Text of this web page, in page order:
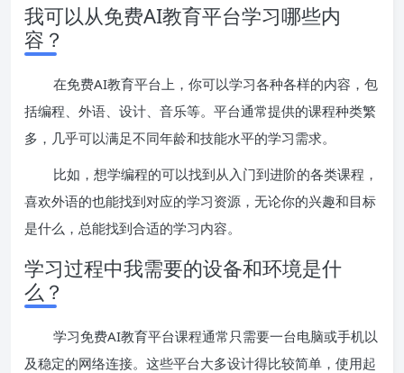
我可以从免费AI教育平台学习哪些内
容？
在免费AI教育平台上，你可以学习各种各样的内容，包
括编程、外语、设计、音乐等。平台通常提供的课程种类繁
多，几乎可以满足不同年龄和技能水平的学习需求。
比如，想学编程的可以找到从入门到进阶的各类课程，
喜欢外语的也能找到对应的学习资源，无论你的兴趣和目标
是什么，总能找到合适的学习内容。
学习过程中我需要的设备和环境是什
么？
学习免费AI教育平台课程通常只需要一台电脑或手机以
及稳定的网络连接。这些平台大多设计得比较简单，使用起